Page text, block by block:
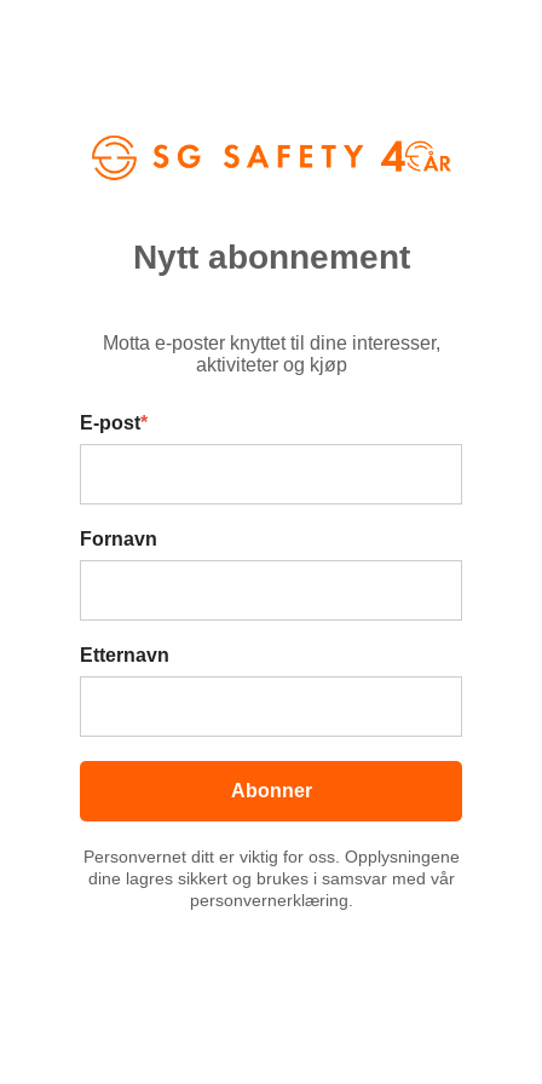
Nytt abonnement
Motta e-poster knyttet til dine interesser,
aktiviteter og kjøp
E-post*
Fornavn
Etternavn
Abonner
Personvernet ditt er viktig for oss. Opplysningene
dine lagres sikkert og brukes i samsvar med vår
personvernerklæring.